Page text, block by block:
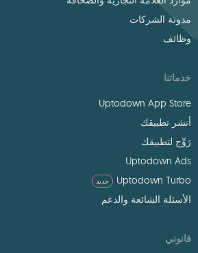
مدونة الشركات
وظائف
خدماتنا
Uptodown App Store
أنشر تطبيقك
رَوِّج لتطبيقك
Uptodown Ads
Uptodown Turbo
جديد
الأسئلة الشائعة والدعم
قانوني